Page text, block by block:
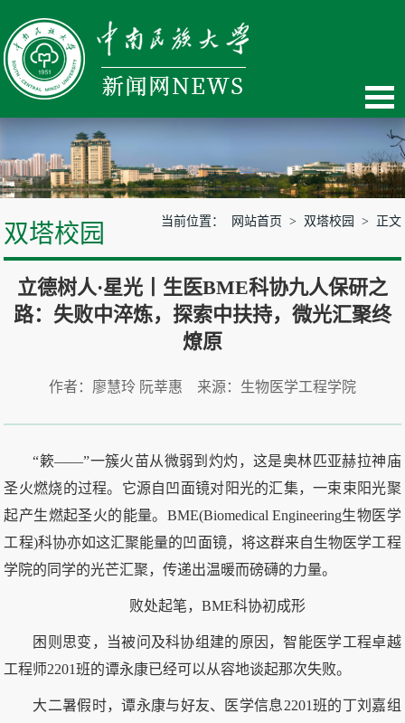
双塔校园 当前位置： 网站首页 > 双塔校园 > 正文
立德树人·星光丨生医BME科协九人保研之
路：失败中淬炼，探索中扶持，微光汇聚终
燎原
作者：廖慧玲 阮莘惠 来源：生物医学工程学院
“簌——”一簇火苗从微弱到灼灼，这是奥林匹亚赫拉神庙
圣火燃烧的过程。它源自凹面镜对阳光的汇集，一束束阳光聚
起产生燃起圣火的能量。BME(Biomedical Engineering生物医学
工程)科协亦如这汇聚能量的凹面镜，将这群来自生物医学工程
学院的同学的光芒汇聚，传递出温暖而磅礴的力量。
败处起笔，BME科协初成形
困则思变，当被问及科协组建的原因，智能医学工程卓越
工程师2201班的谭永康已经可以从容地谈起那次失败。
大二暑假时，谭永康与好友、医学信息2201班的丁刘嘉组